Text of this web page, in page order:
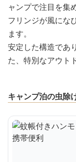
ャンプで注目を集
フリンジが風にな
ます。
安定した構造であ
た、特別なアウト
キャンプ泊の虫除